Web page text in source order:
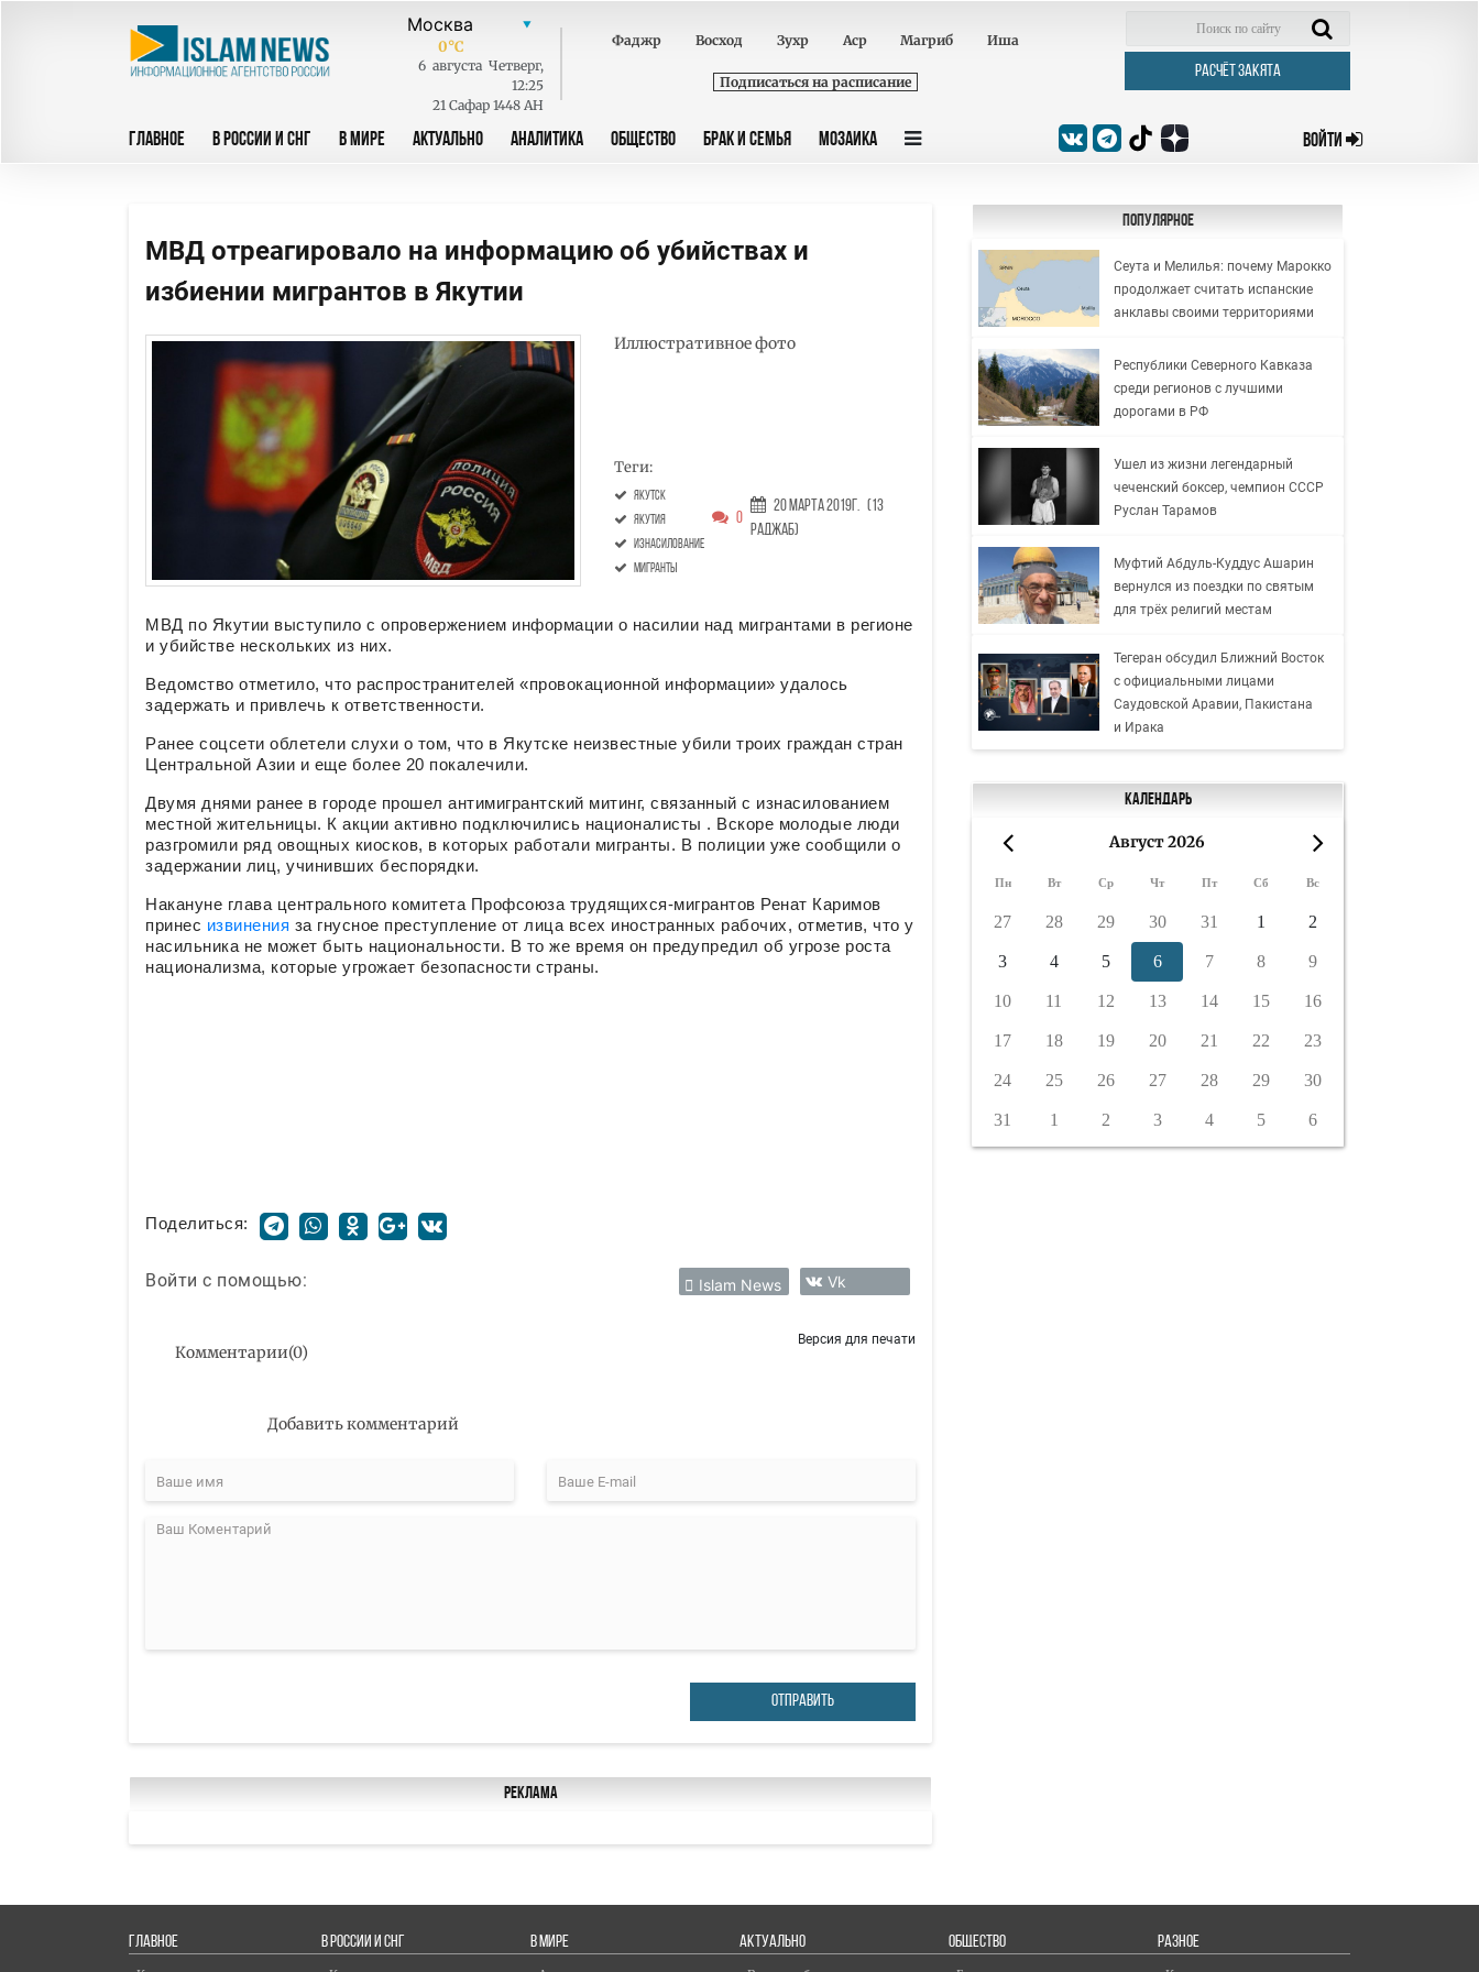
0°C
6 августа Четверг,
12:25
21 Сафар 1448 AH
Фаджр Восход Зухр Аср Магриб Иша
Подписаться на расписание
РАСЧЁТ ЗАКЯТА
ГЛАВНОЕ В РОССИИ И СНГ В МИРЕ АКТУАЛЬНО АНАЛИТИКА ОБЩЕСТВО БРАК И СЕМЬЯ МОЗАИКА ВОЙТИ
МВД отреагировало на информацию об убийствах и
избиении мигрантов в Якутии
Иллюстративное фото
Теги:
якутск
Якутия
изнасилование
мигранты
0
20 Марта 2019г. (13
Раджаб)
МВД по Якутии выступило с опровержением информации о насилии над мигрантами в регионе
и убийстве нескольких из них.
Ведомство отметило, что распространителей «провокационной информации» удалось
задержать и привлечь к ответственности.
Ранее соцсети облетели слухи о том, что в Якутске неизвестные убили троих граждан стран
Центральной Азии и еще более 20 покалечили.
Двумя днями ранее в городе прошел антимигрантский митинг, связанный с изнасилованием
местной жительницы. К акции активно подключились националисты . Вскоре молодые люди
разгромили ряд овощных киосков, в которых работали мигранты. В полиции уже сообщили о
задержании лиц, учинивших беспорядки.
Накануне глава центрального комитета Профсоюза трудящихся-мигрантов Ренат Каримов
принес извинения за гнусное преступление от лица всех иностранных рабочих, отметив, что у
насильника не может быть национальности. В то же время он предупредил об угрозе роста
национализма, которые угрожает безопасности страны.
Поделиться:
Войти с помощью: Islam News Vk
Комментарии(0)
Версия для печати
Добавить комментарий
ОТПРАВИТЬ
Реклама
Популярное
Сеута и Мелилья: почему Марокко
продолжает считать испанские
анклавы своими территориями
Республики Северного Кавказа
среди регионов с лучшими
дорогами в РФ
Ушел из жизни легендарный
чеченский боксер, чемпион СССР
Руслан Тарамов
Муфтий Абдуль-Куддус Ашарин
вернулся из поездки по святым
для трёх религий местам
Тегеран обсудил Ближний Восток
с официальными лицами
Саудовской Аравии, Пакистана
и Ирака
Календарь
Август 2026
Пн Вт Ср Чт Пт Сб Вс
27 28 29 30 31 1 2
3 4 5 6 7 8 9
10 11 12 13 14 15 16
17 18 19 20 21 22 23
24 25 26 27 28 29 30
31 1 2 3 4 5 6
ГЛАВНОЕ В РОССИИ И СНГ В МИРЕ АКТУАЛЬНО ОБЩЕСТВО РАЗНОЕ